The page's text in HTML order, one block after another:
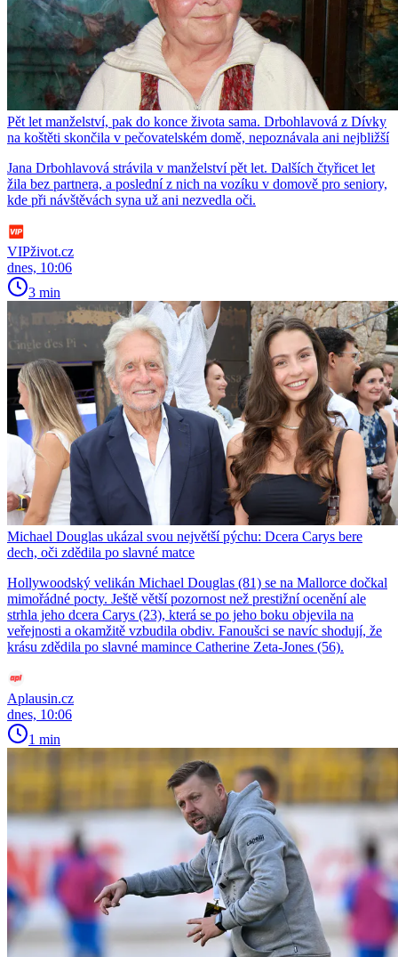
Pět let manželství, pak do konce života sama. Drbohlavová z Dívky
na koštěti skončila v pečovatelském domě, nepoznávala ani nejbližší
Jana Drbohlavová strávila v manželství pět let. Dalších čtyřicet let
žila bez partnera, a poslední z nich na vozíku v domově pro seniory,
kde při návštěvách syna už ani nezvedla oči.
VIPživot.cz
dnes, 10:06
3 min
Michael Douglas ukázal svou největší pýchu: Dcera Carys bere
dech, oči zdědila po slavné matce
Hollywoodský velikán Michael Douglas (81) se na Mallorce dočkal
mimořádné pocty. Ještě větší pozornost než prestižní ocenění ale
strhla jeho dcera Carys (23), která se po jeho boku objevila na
veřejnosti a okamžitě vzbudila obdiv. Fanoušci se navíc shodují, že
krásu zdědila po slavné mamince Catherine Zeta-Jones (56).
Aplausin.cz
dnes, 10:06
1 min